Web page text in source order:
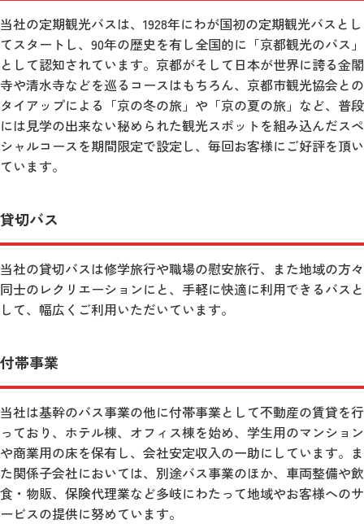
当社の定期観光バスは、1928年にわが国初の定期観光バスとし
てスタートし、90年の歴史を有し全国的に「京都観光のバス」
として認知されています。京都がそして日本が世界に誇る金閣
寺や清水寺などを巡るコースはもちろん、京都市観光協会との
タイアップによる「京の冬の旅」や「京の夏の旅」など、普段
には見学の出来ない秘められた観光スポットを組み込んだスペ
シャルコースを期間限定で設定し、毎回お客様にご好評を頂い
ています。
貸切バス
当社の貸切バスは修学旅行や職場の慰安旅行、また地域の方々
同士のレクリエーションにと、手軽に快適に利用できるバスと
して、幅広くご利用いただいています。
付帯事業
当社は基幹のバス事業の他に付帯事業として不動産の賃貸を行
っており、ホテル棟、オフィス棟を始め、学生用のマンション
や商業用の床を保有し、会社安定収入の一助にしています。ま
た関係子会社においては、別途バス事業のほか、車両整備や飲
食・物販、保険代理業など多岐にわたって地域やお客様へのサ
ービスの提供に努めています。